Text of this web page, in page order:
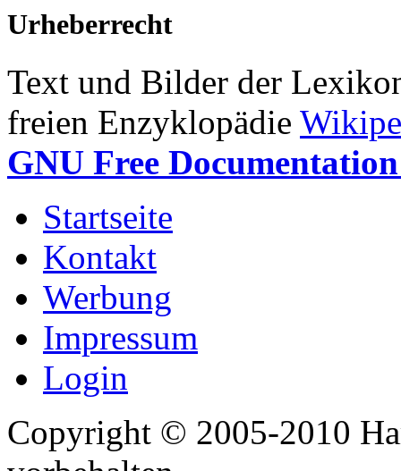
Urheberrecht
Text und Bilder der
freien Enzyklopädie
GNU Free
Startseite
Kontakt
Werbung
Impressum
Login
Copyright © 2005-2010